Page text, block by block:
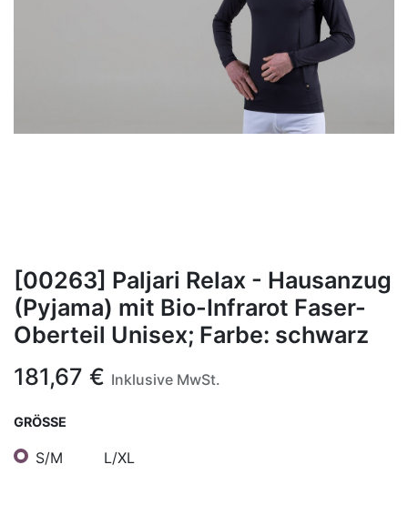
[00263] Paljari Relax - Hausanzug
(Pyjama) mit Bio-Infrarot Faser-
Oberteil Unisex; Farbe: schwarz
181,67 € Inklusive MwSt.
GRÖSSE
S/M L/XL